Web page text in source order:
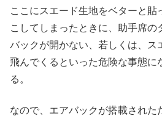
ここにスエード生地をベターと貼
こしてしまったときに、助手席の
バックが開かない、若しくは、ス
飛んでくるといった危険な事態に
る。
なので、エアバックが搭載された